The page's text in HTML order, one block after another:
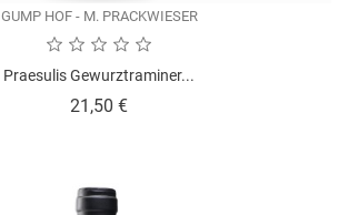
GUMP HOF - M. PRACKWIESER
Praesulis Gewurztraminer...
21,50 €Prezzo